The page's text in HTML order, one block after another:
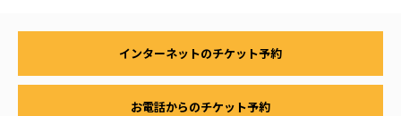
インターネットのチケット予約
お電話からのチケット予約